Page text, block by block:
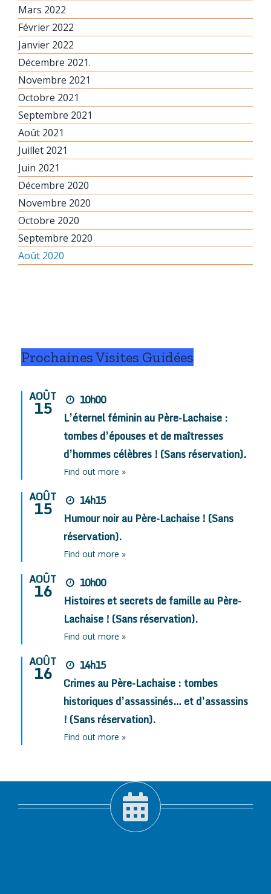
Mars 2022
Février 2022
Janvier 2022
Décembre 2021.
Novembre 2021
Octobre 2021
Septembre 2021
Août 2021
Juillet 2021
Juin 2021
Décembre 2020
Novembre 2020
Octobre 2020
Septembre 2020
Août 2020
Prochaines Visites Guidées
AOÛT
15
10h00
L’éternel féminin au Père-Lachaise :
tombes d’épouses et de maîtresses
d’hommes célèbres ! (Sans réservation).
Find out more »
AOÛT
15
14h15
Humour noir au Père-Lachaise ! (Sans
réservation).
Find out more »
AOÛT
16
10h00
Histoires et secrets de famille au Père-
Lachaise ! (Sans réservation).
Find out more »
AOÛT
16
14h15
Crimes au Père-Lachaise : tombes
historiques d’assassinés… et d’assassins
! (Sans réservation).
Find out more »